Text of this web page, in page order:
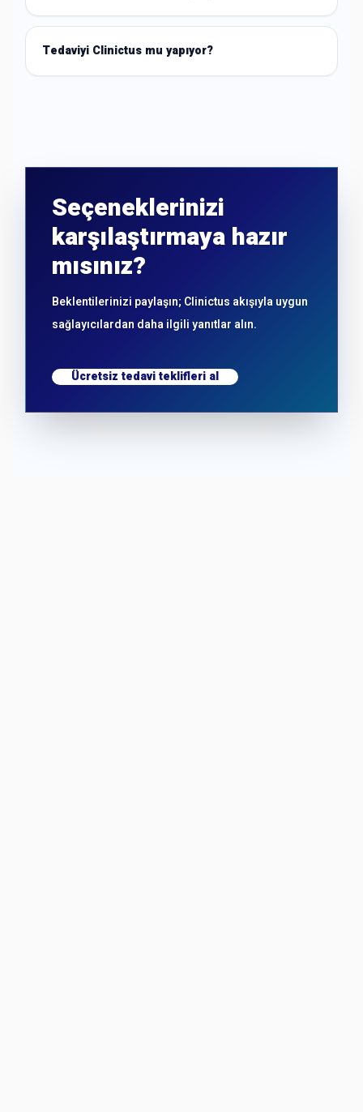
Tedaviyi Clinictus mu yapıyor?
Seçeneklerinizi
karşılaştırmaya hazır
mısınız?
Beklentilerinizi paylaşın; Clinictus akışıyla uygun
sağlayıcılardan daha ilgili yanıtlar alın.
Ücretsiz tedavi teklifleri al